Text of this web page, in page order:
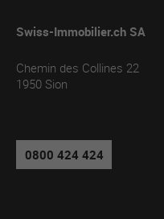
Swiss-Immobilier.ch SA
Chemin des Collines 22
1950 Sion
0800 424 424